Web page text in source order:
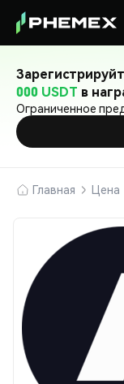
000 USDT в
Ограниченное
Главная Цена